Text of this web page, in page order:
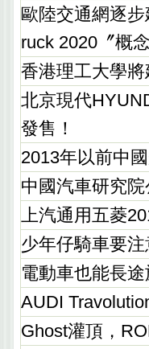
歐陸交通網逐
ruck 2020〞概念
香港理工大學將
北京現代
發售！
2013年以前中
中國汽車研究
上汽通用五菱
少年仔騎車要
電動車也能長
AUDI
Ghost灌頂，